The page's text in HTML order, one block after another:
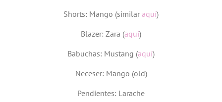
Shorts: Mango (similar aquí)
Blazer: Zara (aquí)
Babuchas: Mustang (aquí)
Neceser: Mango (old)
Pendientes: Larache